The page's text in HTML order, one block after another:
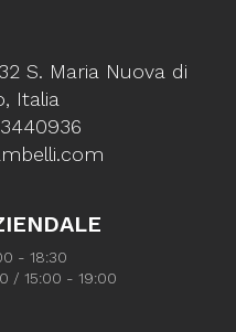
S. Maria Nuova di
Italia
- 18:30
/ 15:00 - 19:00